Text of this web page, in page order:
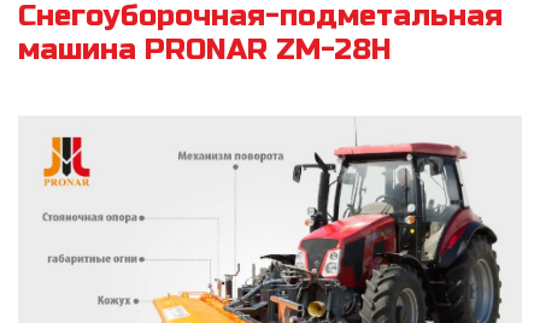
Снегоуборочная-подметальная
машина PRONAR ZM-28H